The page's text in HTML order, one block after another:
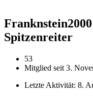
Franknstein2000
Spitzenreiter
53
Mitglied seit 3.
Letzte Aktivität: 8.